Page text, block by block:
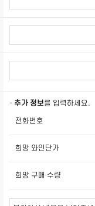
- 추가 정보를 입력하세요.
전화번호
희망 와인단가
희망 구매 수량